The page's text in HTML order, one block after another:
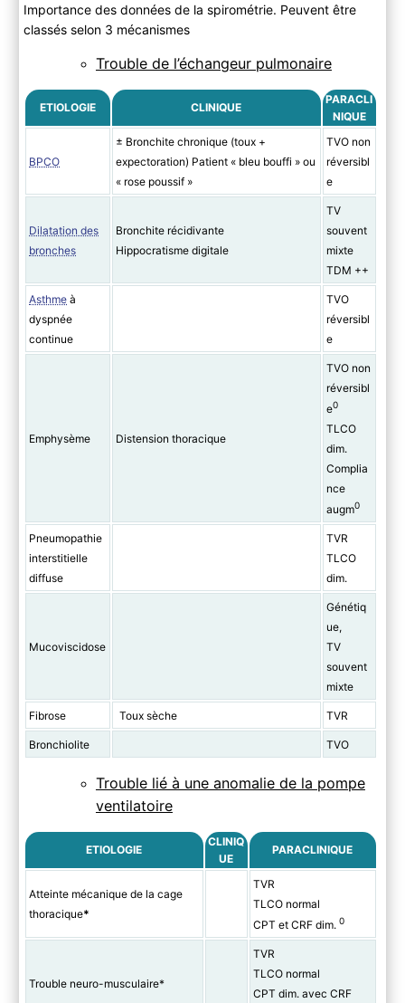
Importance des données de la spirométrie. Peuvent être
classés selon 3 mécanismes
Trouble de l’échangeur pulmonaire
ETIOLOGIE CLINIQUE
PARACLI
NIQUE
BPCO
± Bronchite chronique (toux +
expectoration) Patient « bleu bouffi » ou
« rose poussif »
TVO non
réversibl
e
Dilatation des
bronches
Bronchite récidivante
Hippocratisme digitale
TV
souvent
mixte
TDM ++
Asthme à
dyspnée
continue
TVO
réversibl
e
Emphysème Distension thoracique
TVO non
réversibl
e0
TLCO
dim.
Complia
nce
augm0
Pneumopathie
interstitielle
diffuse
TVR
TLCO
dim.
Mucoviscidose
Génétiq
ue,
TV
souvent
mixte
Fibrose Toux sèche TVR
Bronchiolite TVO
Trouble lié à une anomalie de la pompe
ventilatoire
ETIOLOGIE
CLINIQ
UE
PARACLINIQUE
Atteinte mécanique de la cage
thoracique*
TVR
TLCO normal
CPT et CRF dim.0
Trouble neuro-musculaire*
TVR
TLCO normal
CPT dim. avec CRF